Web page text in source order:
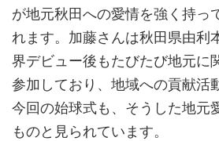
が地元秋田への愛情を強く持っ
れます。加藤さんは秋田県由利
界デビュー後もたびたび地元に
参加しており、地域への貢献活
今回の始球式も、そうした地元
ものと見られています。